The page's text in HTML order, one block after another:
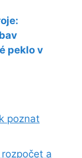
peklo v
poznat
a